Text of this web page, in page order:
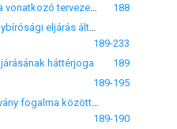
188
189-233
háttérjoga
189
189-195
189-190